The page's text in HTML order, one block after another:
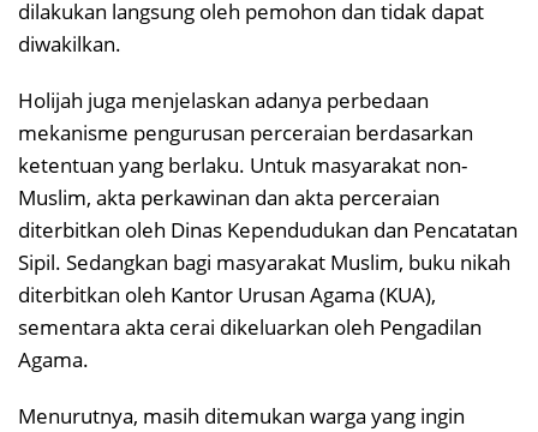
dilakukan langsung oleh pemohon dan tidak dapat
diwakilkan.
Holijah juga menjelaskan adanya perbedaan
mekanisme pengurusan perceraian berdasarkan
ketentuan yang berlaku. Untuk masyarakat non-
Muslim, akta perkawinan dan akta perceraian
diterbitkan oleh Dinas Kependudukan dan Pencatatan
Sipil. Sedangkan bagi masyarakat Muslim, buku nikah
diterbitkan oleh Kantor Urusan Agama (KUA),
sementara akta cerai dikeluarkan oleh Pengadilan
Agama.
Menurutnya, masih ditemukan warga yang ingin